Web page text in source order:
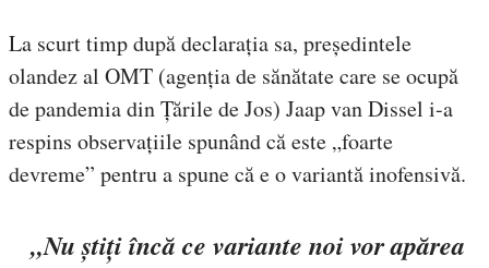
La scurt timp după declarația sa, președintele
olandez al OMT (agenția de sănătate care se ocupă
de pandemia din Țările de Jos) Jaap van Dissel i-a
respins observațiile spunând că este „foarte
devreme” pentru a spune că e o variantă inofensivă.
„Nu știți încă ce variante noi vor apărea